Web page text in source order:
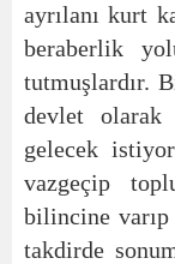
ayrılanı kurt
beraberlik
tutmuşlardır.
devlet olarak
gelecek
vazgeçip
bilincine
takdirde